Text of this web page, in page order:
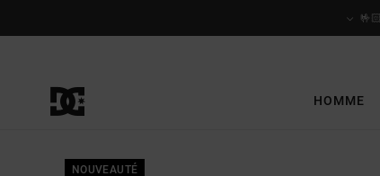
🤟🏻
HOMME
NOUVEAUTÉ